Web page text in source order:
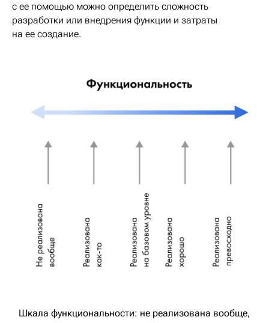
с ее помощью можно определить сложность
разработки или внедрения функции и затраты
на ее создание.
Шкала функциональности: не реализована вообще,